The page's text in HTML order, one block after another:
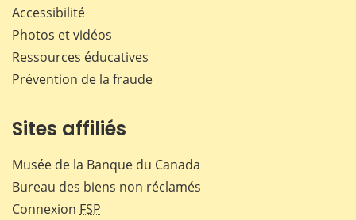
Accessibilité
Photos et vidéos
Ressources éducatives
Prévention de la fraude
Sites affiliés
Musée de la Banque du Canada
Bureau des biens non réclamés
Connexion FSP